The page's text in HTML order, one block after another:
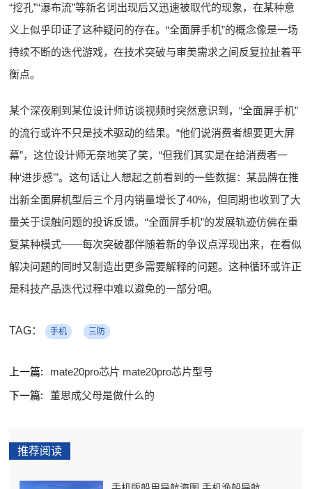
“挖孔”“瀑布流”等新名词出现后又迅速被取代的现象，在某种意
义上似乎印证了这种疑问的存在。“全面屏手机”的概念像是一场
持续不断的迭代游戏，在技术突破与审美需求之间反复拉扯着平
衡点。
某个深夜刷到某位设计师访谈视频时突然意识到，“全面屏手机”
的流行或许不只是技术驱动的结果。“他们说消费者想要更大屏
幕”，这位设计师无奈地笑了笑，“但我们其实是在给消费者一
种‘进步感’”。这句话让人想起之前看到的一些数据：某品牌在推
出新全面屏机型后三个月内销量增长了40%，但同期也收到了大
量关于误触问题的投诉反馈。“全面屏手机”的发展轨迹仿佛在重
复某种模式——每次突破都伴随着新的争议点浮现出来，在看似
解决问题的同时又制造出更多需要解释的问题。这种循环或许正
是科技产品迭代过程中难以避免的一部分吧。
TAG： 手机 三防
上一篇:
mate20pro芯片 mate20pro芯片型号
下一篇:
董思成父母是做什么的
推荐阅读